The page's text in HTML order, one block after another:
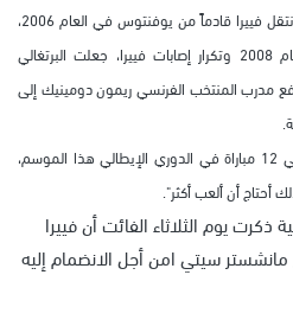
وكان روبيرتو مانشيني مدرباً لإنتر يوم انتقل فييرا قادماً من يوفنتوس في العام 2006،
لكن قدوم البرتغالي مورينيو في العام 2008 وتكرار إصابات فييرا، جعلت البرتغالي
مدرب المنتخب الفرنسي ريمون دومينيك إلى
وأردف فييرا، الذي لم يشارك سوى في 12 مباراة في الدوري الإيطالي هذا الموسم،
أحتاج أن ألعب أكثر".
ذكرت يوم الثلاثاء الفائت أن فييرا
سيتي امن أجل الانضمام إليه